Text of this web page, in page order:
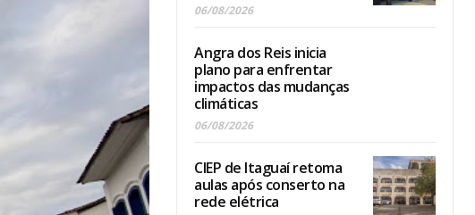
06/08/2026
Angra dos Reis inicia
plano para enfrentar
impactos das mudanças
climáticas
06/08/2026
CIEP de Itaguaí retoma
aulas após conserto na
rede elétrica